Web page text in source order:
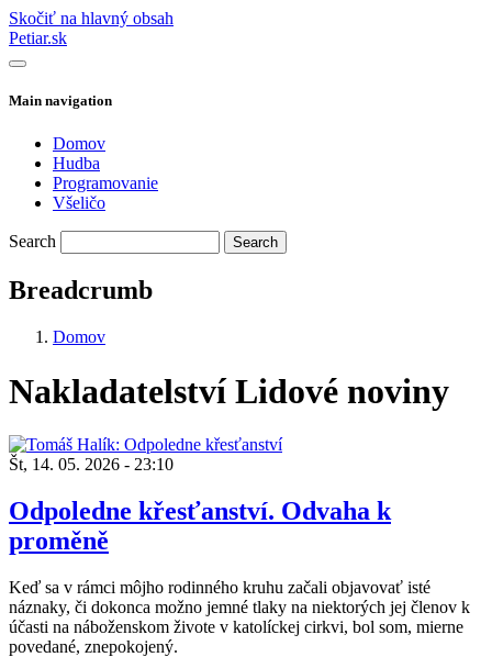
Skočiť na hlavný obsah
Petiar.sk
Main navigation
Domov
Hudba
Programovanie
Všeličo
Search
Breadcrumb
Domov
Nakladatelství Lidové noviny
Št, 14. 05. 2026 - 23:10
Odpoledne křesťanství. Odvaha k
proměně
Keď sa v rámci môjho rodinného kruhu začali objavovať isté
náznaky, či dokonca možno jemné tlaky na niektorých jej členov k
účasti na náboženskom živote v katolíckej cirkvi, bol som, mierne
povedané, znepokojený.